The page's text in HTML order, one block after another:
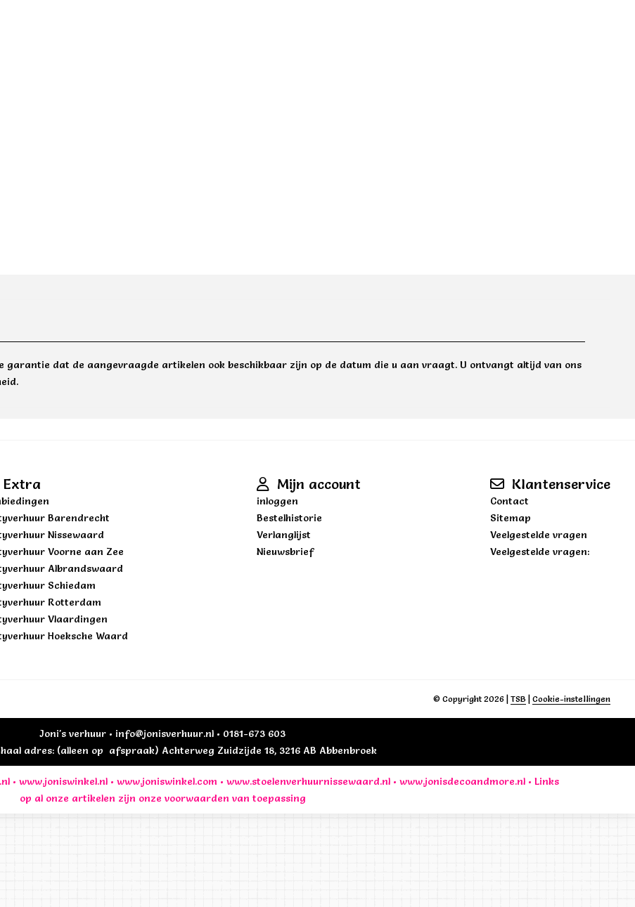
dat de aangevraagde artikelen ook beschikbaar zijn op de datum die u aan vraagt. U ontvangt altijd van ons
Extra
Barendrecht
Nissewaard
Voorne aan Zee
Albrandswaard
Schiedam
Rotterdam
Vlaardingen
Hoeksche Waard
Mijn account
inloggen
Bestelhistorie
Verlanglijst
Nieuwsbrief
Klantenservice
Contact
Sitemap
Veelgestelde vragen
Veelgestelde vragen:
© Copyright 2026 TSB Cookie-instellingen
Joni's verhuur • info@jonisverhuur.nl • 0181-673 603
adres: (alleen op afspraak) Achterweg Zuidzijde 18, 3216 AB Abbenbroek
• www.joniswinkel.nl • www.joniswinkel.com • www.stoelenverhuurnissewaard.nl • www.jonisdecoandmore.nl • Links
op al onze artikelen zijn onze voorwaarden van toepassing